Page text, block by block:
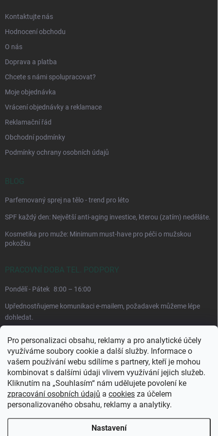
Pro personalizaci obsahu, reklamy a pro analytické účely
využíváme soubory cookie a další služby. Informace o
vašem používání webu sdílíme s partnery, kteří je mohou
kombinovat s dalšími údaji vlivem využívání jejich služeb.
Kliknutím na „Souhlasím“ nám udělujete povolení ke
zpracování osobních údajů a cookies za účelem
personalizovaného obsahu, reklamy a analytiky.
Nastavení
Kontaktujte nás
Hodnocení obchodu
O nás
Doprava a platba
Chcete s námi spolupracovat?
Moje objednávka
Vrácení objednávky a reklamace
Reklamační řád
Obchodní podmínky
Podmínky ochrany osobních údajů
BLOG
Parfemovaný sprej na tělo - trend pro léto
SPF každý den: Největší anti-aging investice, kterou (zatím) neděláte.
Kosmetika pro muže: Minimum must-have pro péči o mužskou
pokožku
PRACOVNÍ DOBA TEL. PODPORY
Pondělí - Pátek 8:00 – 16:00
Upřednostňujeme komunikaci e-mailem, požadavek můžeme lépe
dohledat.